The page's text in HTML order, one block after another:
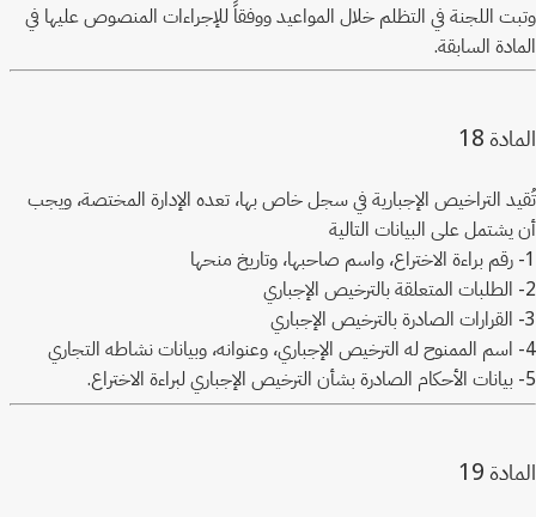
وتبت اللجنة في التظلم خلال المواعيد ووفقاً للإجراءات المنصوص عليها في
المادة السابقة.
المادة 18
تُقيد التراخيص الإجبارية في سجل خاص بها، تعده الإدارة المختصة، ويجب
أن يشتمل على البيانات التالية
1- رقم براءة الاختراع، واسم صاحبها، وتاريخ منحها
2- الطلبات المتعلقة بالترخيص الإجباري
3- القرارات الصادرة بالترخيص الإجباري
4- اسم الممنوح له الترخيص الإجباري، وعنوانه، وبيانات نشاطه التجاري
5- بيانات الأحكام الصادرة بشأن الترخيص الإجباري لبراءة الاختراع.
المادة 19